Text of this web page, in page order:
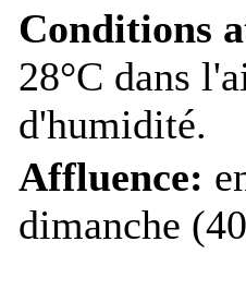
Conditions
28°C dans
d'humidité.
Affluence:
dimanche